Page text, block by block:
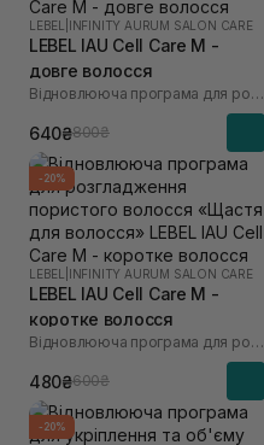
LEBEL INFINITY AURUM SALON CARE
LEBEL IAU Cell Care M -
довге волосся
Відновлююча програма для розгладження пористого волосся «Щастя для волосся»
640₴800₴
-20%
LEBEL INFINITY AURUM SALON CARE
LEBEL IAU Cell Care М -
коротке волосся
Відновлююча програма для розгладження пористого волосся «Щастя для волосся»
480₴600₴
-20%